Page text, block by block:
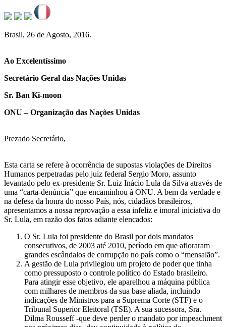
Brasil, 26 de Agosto, 2016.
Ao Excelentíssimo
Secretário Geral das Nações Unidas
Sr. Ban Ki-moon
ONU – Organização das Nações Unidas
Prezado Secretário,
Esta carta se refere à ocorrência de supostas violações de Direitos
Humanos perpetradas pelo juiz federal Sergio Moro, assunto
levantado pelo ex-presidente Sr. Luiz Inácio Lula da Silva através de
uma “carta-denúncia” que encaminhou à ONU. A bem da verdade e
na defesa da honra do nosso País, nós, cidadãos brasileiros,
apresentamos a nossa reprovação a essa infeliz e imoral iniciativa do
Sr. Lula, em razão dos fatos adiante elencados:
O Sr. Lula foi presidente do Brasil por dois mandatos
consecutivos, de 2003 até 2010, período em que afloraram
grandes escândalos de corrupção no país como o “mensalão”.
A gestão de Lula privilegiou um projeto de poder que tinha
como pressuposto o controle político do Estado brasileiro.
Para atingir esse objetivo, ele aparelhou a máquina pública
com milhares de membros da sua base aliada, incluindo
indicações de Ministros para a Suprema Corte (STF) e o
Tribunal Superior Eleitoral (TSE). A sua sucessora, Sra.
Dilma Rousseff -que deve perder o mandato por impeachment